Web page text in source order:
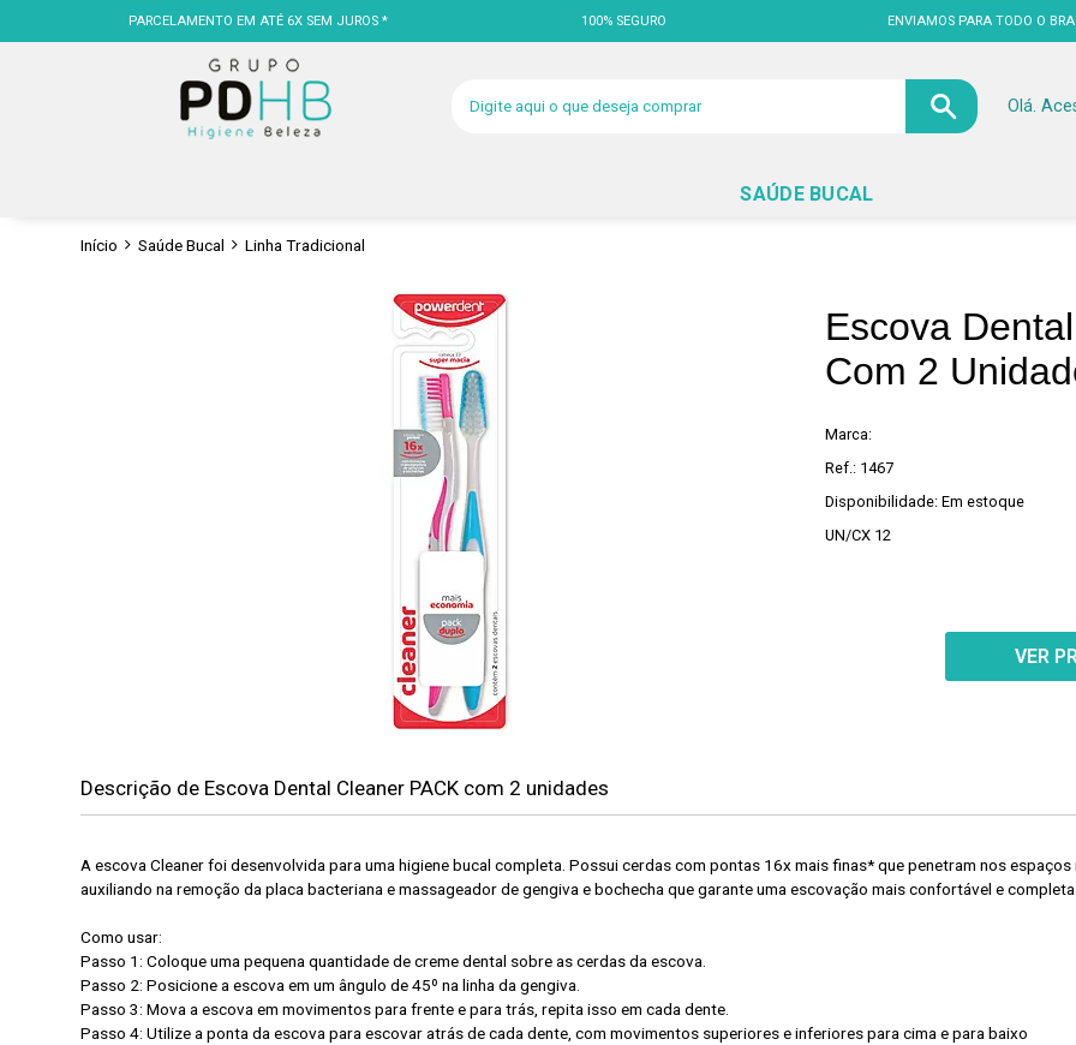
PARCELAMENTO EM ATÉ 6X SEM JUROS * 100% SEGURO ENVIAMOS PARA TODO O
Olá.
SAÚDE BUCAL
Início Saúde Bucal Linha Tradicional
Escova
Com 2
Marca:
Ref.: 1467
Disponibilidade: Em estoque
UN/CX 12
VER
Descrição de Escova Dental Cleaner PACK com 2 unidades
A escova Cleaner foi desenvolvida para uma higiene bucal completa. Possui cerdas com pontas 16x mais finas* que penetram nos
auxiliando na remoção da placa bacteriana e massageador de gengiva e bochecha que garante uma escovação mais confortável e completa.
Como usar:
Passo 1: Coloque uma pequena quantidade de creme dental sobre as cerdas da escova.
Passo 2: Posicione a escova em um ângulo de 45º na linha da gengiva.
Passo 3: Mova a escova em movimentos para frente e para trás, repita isso em cada dente.
Passo 4: Utilize a ponta da escova para escovar atrás de cada dente, com movimentos superiores e inferiores para cima e para baixo